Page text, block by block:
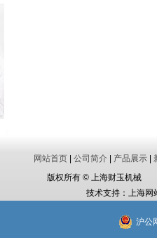
网站首页| 公司简介| 产品展示|
版权所有 © 上海财玉机械
技术支持： 上海网
沪公